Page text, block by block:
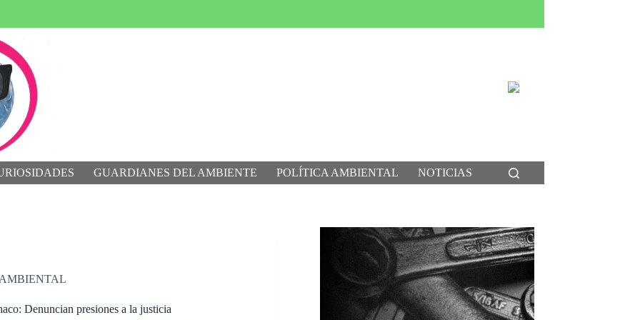
GUARDIANES DEL AMBIENTE POLÍTICA AMBIENTAL NOTICIAS
Denuncian presiones a la justicia